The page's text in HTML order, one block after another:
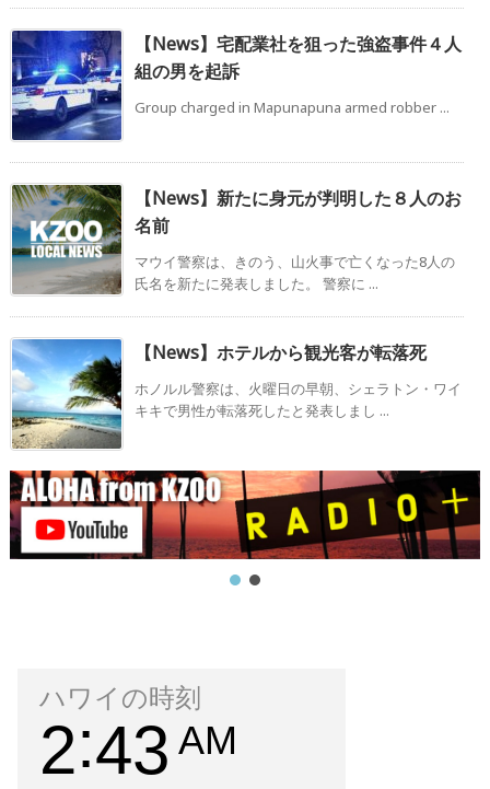
【News】宅配業社を狙った強盗事件４人
組の男を起訴
Group charged in Mapunapuna armed robber ...
【News】新たに身元が判明した８人のお
名前
マウイ警察は、きのう、山火事で亡くなった8人の
氏名を新たに発表しました。 警察に ...
【News】ホテルから観光客が転落死
ホノルル警察は、火曜日の早朝、シェラトン・ワイ
キキで男性が転落死したと発表しまし ...
ハワイの時刻
2 43 AM